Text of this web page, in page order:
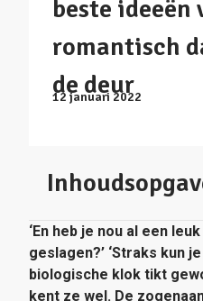
beste ideeën
romantisch
de deur
12 januari 2022
‘En heb je nou al een
geslagen?’ ‘Straks kun
biologische klok tikt
kent ze wel. De